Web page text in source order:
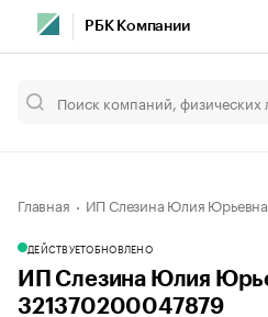
РБК Компании
Главная ИП Слезина Юлия Юрьевна
ДЕЙСТВУЕТОБНОВЛЕНО
ИП Слезина Юлия
321370200047879